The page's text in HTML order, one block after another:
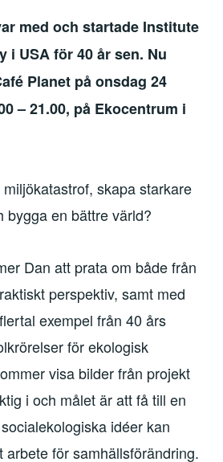
med och startade Institute
i USA för 40 år sen. Nu
Planet på onsdag 24
– 21.00, på Ekocentrum i
skapa starkare
bygga en bättre värld?
Dan att prata om både från
perspektiv, samt med
exempel från 40 års
för ekologisk
visa bilder från projekt
i och målet är att få till en
idéer kan
arbete för samhällsförändring.